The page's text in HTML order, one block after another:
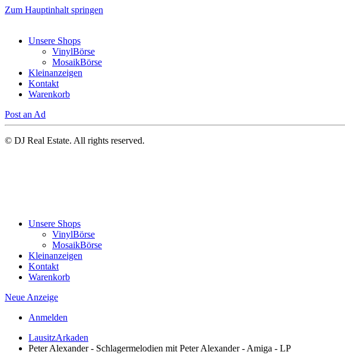
Zum Hauptinhalt springen
Unsere Shops
VinylBörse
MosaikBörse
Kleinanzeigen
Kontakt
Warenkorb
Post an Ad
© DJ Real Estate. All rights reserved.
Unsere Shops
VinylBörse
MosaikBörse
Kleinanzeigen
Kontakt
Warenkorb
Neue Anzeige
Anmelden
LausitzArkaden
Peter Alexander - Schlagermelodien mit Peter Alexander - Amiga - LP